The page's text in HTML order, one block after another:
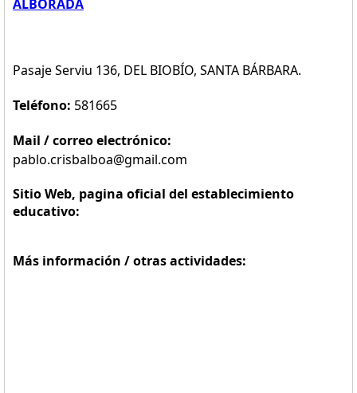
ALBORADA
Pasaje Serviu 136, DEL BIOBÍO, SANTA BÁRBARA.
Teléfono: 581665
Mail / correo electrónico:
pablo.crisbalboa@gmail.com
Sitio Web, pagina oficial del establecimiento
educativo:
Más información / otras actividades: